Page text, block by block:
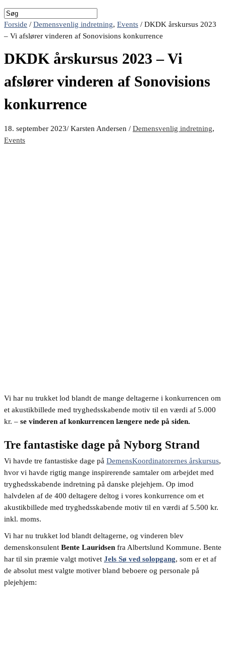
Forside / Demensvenlig indretning, Events / DKDK årskursus 2023
– Vi afslører vinderen af Sonovisions konkurrence
DKDK årskursus 2023 – Vi
afslører vinderen af Sonovisions
konkurrence
18. september 2023/ Karsten Andersen / Demensvenlig indretning,
Events
Vi har nu trukket lod blandt de mange deltagerne i konkurrencen om
et akustikbillede med tryghedsskabende motiv til en værdi af 5.000
kr. – se vinderen af konkurrencen længere nede på siden.
Tre fantastiske dage på Nyborg Strand
Vi havde tre fantastiske dage på DemensKoordinatorernes årskursus,
hvor vi havde rigtig mange inspirerende samtaler om arbejdet med
tryghedsskabende indretning på danske plejehjem. Op imod
halvdelen af de 400 deltagere deltog i vores konkurrence om et
akustikbillede med tryghedsskabende motiv til en værdi af 5.500 kr.
inkl. moms.
Vi har nu trukket lod blandt deltagerne, og vinderen blev
demenskonsulent Bente Lauridsen fra Albertslund Kommune. Bente
har til sin præmie valgt motivet Jels Sø ved solopgang, som er et af
de absolut mest valgte motiver bland beboere og personale på
plejehjem: